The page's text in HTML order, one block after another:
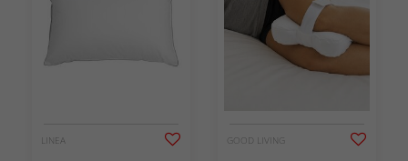
LINEA GOOD LIVING